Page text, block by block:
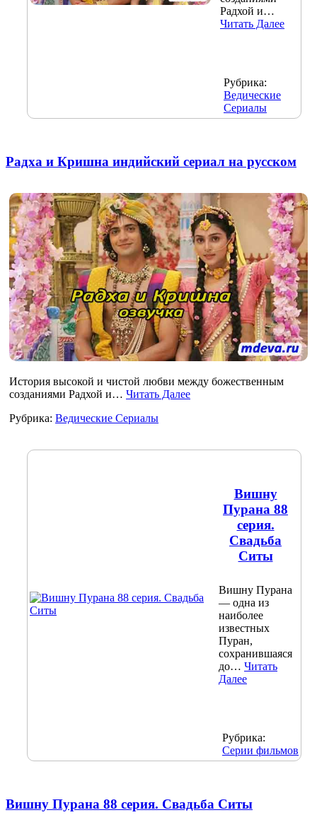
Радхой и…
Читать Далее
Рубрика:
Ведические
Сериалы
Радха и Кришна индийский сериал на русском
История высокой и чистой любви между божественным
созданиями Радхой и… Читать Далее
Рубрика: Ведические Сериалы
Вишну
Пурана 88
серия.
Свадьба
Ситы
Вишну Пурана
— одна из
наиболее
известных
Пуран,
сохранившаяся
до… Читать
Далее
Рубрика:
Серии фильмов
Вишну Пурана 88 серия. Свадьба Ситы